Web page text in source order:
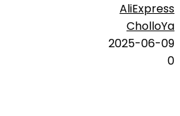
AliExpress
CholloYa
2025-06-09
0